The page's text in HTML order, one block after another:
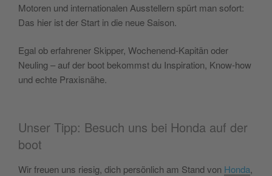
Motoren und internationalen Ausstellern spürt man sofort:
Das hier ist der Start in die neue Saison.
Egal ob erfahrener Skipper, Wochenend-Kapitän oder
Neuling – auf der boot bekommst du Inspiration, Know-how
und echte Praxisnähe.
Unser Tipp: Besuch uns bei Honda auf der
boot
Wir freuen uns riesig, dich persönlich am Stand von Honda,